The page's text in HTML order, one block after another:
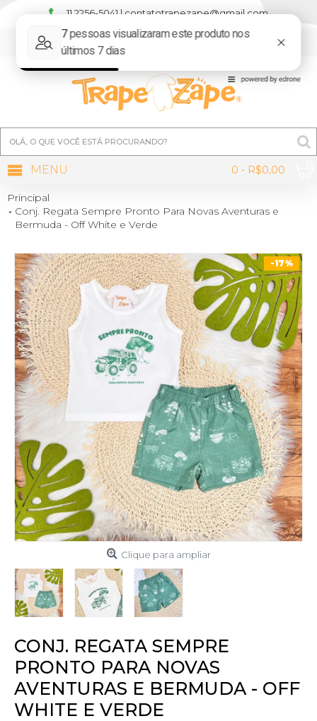
11 2256-5041 | contatotrapezape@gmail.com
MINHA CONTA
0 - R$0,00
MENU
Principal
Conj. Regata Sempre Pronto Para Novas Aventuras e
Bermuda - Off White e Verde
-17%
Clique para ampliar
CONJ. REGATA SEMPRE
PRONTO PARA NOVAS
AVENTURAS E BERMUDA - OFF
WHITE E VERDE